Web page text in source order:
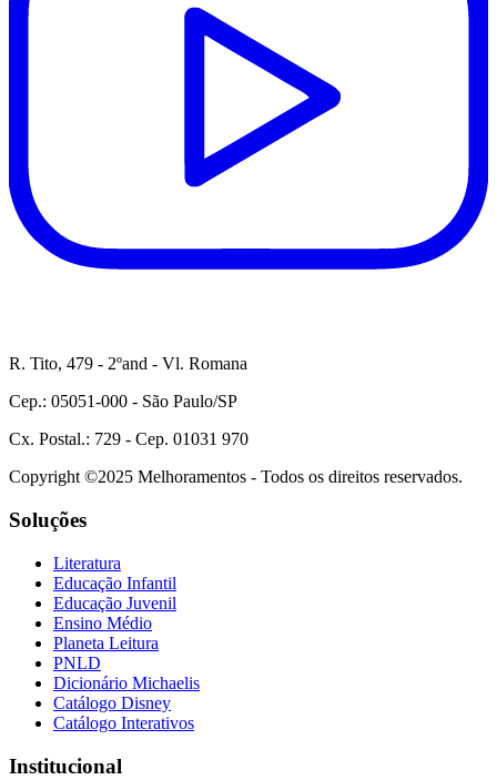
R. Tito, 479 - 2ºand - Vl. Romana
Cep.: 05051-000 - São Paulo/SP
Cx. Postal.: 729 - Cep. 01031 970
Copyright ©2025 Melhoramentos - Todos os direitos reservados.
Soluções
Literatura
Educação Infantil
Educação Juvenil
Ensino Médio
Planeta Leitura
PNLD
Dicionário Michaelis
Catálogo Disney
Catálogo Interativos
Institucional